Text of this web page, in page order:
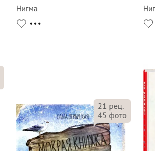
Нигма
21 рец.
45 фото